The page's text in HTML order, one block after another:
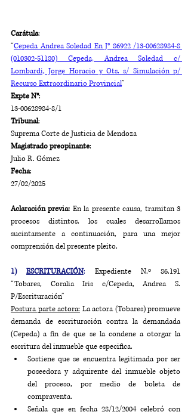
Carátula:
“Cepeda Andrea Soledad En J° 86922 /13-00628984-8
(010302-51180) Cepeda, Andrea Soledad c/
Lombardi, Jorge Horacio y Ots. s/ Simulación p/
Recurso Extraordinario Provincial”
Expte N°:
13-00628984-8/1
Tribunal:
Suprema Corte de Justicia de Mendoza
Magistrado preopinante:
Julio R. Gómez
Fecha:
27/02/2025
Aclaración previa: En la presente causa, tramitan 3
procesos distintos, los cuales desarrollamos
sucintamente a continuación, para una mejor
comprensión del presente pleito.
1) ESCRITURACIÓN: Expediente N.º 86.191
“Tobares, Coralia Iris c/Cepeda, Andrea S.
P/Escrituración”
Postura parte actora: La actora (Tobares) promueve
demanda de escrituración contra la demandada
(Cepeda) a fin de que se la condene a otorgar la
escritura del inmueble que especifica.
Sostiene que se encuentra legitimada por ser
poseedora y adquirente del inmueble objeto
del proceso, por medio de boleta de
compraventa.
Señala que en fecha 28/12/2004 celebró con